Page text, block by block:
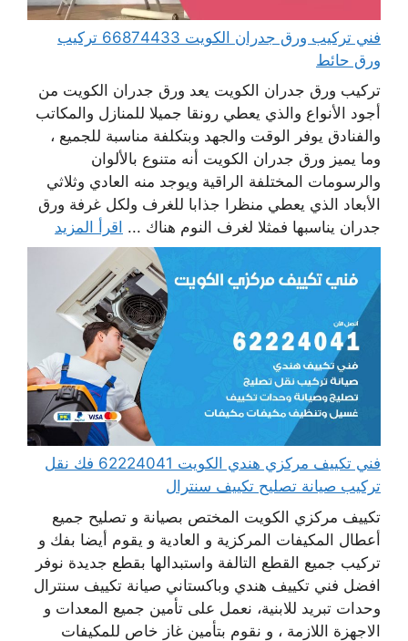
فني تركيب ورق جدران الكويت 66874433 تركيب
ورق حائط
تركيب ورق جدران الكويت يعد ورق جدران الكويت من
أجود الأنواع والذي يعطي رونقا جميلا للمنازل والمكاتب
والفنادق يوفر الوقت والجهد وبتكلفة مناسبة للجميع ،
وما يميز ورق جدران الكويت أنه متنوع بالألوان
والرسومات المختلفة الراقية ويوجد منه العادي وثلاثي
الأبعاد الذي يعطي منظرا جذابا للغرف ولكل غرفة ورق
جدران يناسبها فمثلا لغرف النوم هناك ... اقرأ المزيد
فني تكييف مركزي هندي الكويت 62224041 فك نقل
تركيب صيانة تصليح تكييف سنترال
تكييف مركزي الكويت المختص بصيانة و تصليح جميع
أعطال المكيفات المركزية و العادية و يقوم أيضا بفك و
تركيب جميع القطع التالفة واستبدالها بقطع جديدة نوفر
افضل فني تكييف هندي وباكستاني صيانة تكييف سنترال
وحدات تبريد للابنية، نعمل على تأمين جميع المعدات و
الاجهزة اللازمة ، و نقوم بتأمين غاز خاص للمكيفات